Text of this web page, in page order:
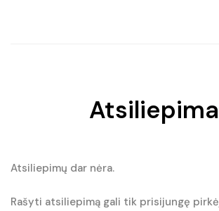
Atsiliepimų dar nėra.
Rašyti atsiliepimą gali tik prisijungę